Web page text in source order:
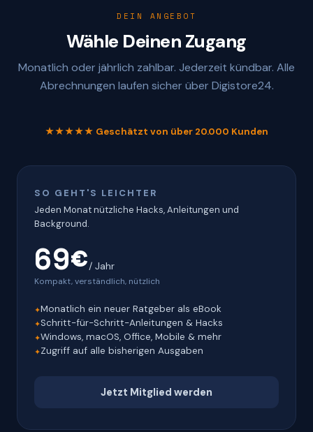
DEIN ANGEBOT
Wähle Deinen Zugang
Monatlich oder jährlich zahlbar. Jederzeit kündbar. Alle
Abrechnungen laufen sicher über Digistore24.
★★★★★ Geschätzt von über 20.000 Kunden
SO GEHT'S LEICHTER
Jeden Monat nützliche Hacks, Anleitungen und
Background.
69€/ Jahr
Kompakt, verständlich, nützlich
Monatlich ein neuer Ratgeber als eBook
Schritt-für-Schritt-Anleitungen & Hacks
Windows, macOS, Office, Mobile & mehr
Zugriff auf alle bisherigen Ausgaben
Jetzt Mitglied werden